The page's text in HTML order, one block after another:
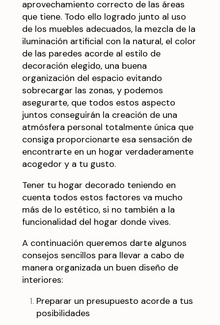
aprovechamiento correcto de las áreas
que tiene. Todo ello logrado junto al uso
de los muebles adecuados, la mezcla de la
iluminación artificial con la natural, el color
de las paredes acorde al estilo de
decoración elegido, una buena
organización del espacio evitando
sobrecargar las zonas, y podemos
asegurarte, que todos estos aspecto
juntos conseguirán la creación de una
atmósfera personal totalmente única que
consiga proporcionarte esa sensación de
encontrarte en un hogar verdaderamente
acogedor y a tu gusto.
Tener tu hogar decorado teniendo en
cuenta todos estos factores va mucho
más de lo estético, si no también a la
funcionalidad del hogar donde vives.
A continuación queremos darte algunos
consejos sencillos para llevar a cabo de
manera organizada un buen diseño de
interiores:
Preparar un presupuesto acorde a tus
posibilidades